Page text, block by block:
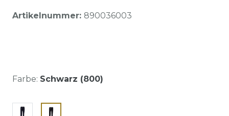
Artikelnummer: 890036003
Farbe: Schwarz (800)